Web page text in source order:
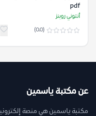
pdf
أنتوني روبنز
(0.0)
عن مكتبة ياسمين
مكتبة ياسمين هي منصة